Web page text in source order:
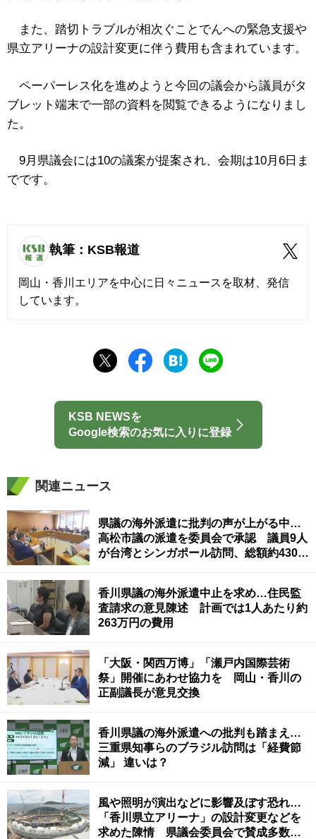
また、踏切トラブルが相次ぐことでんへの緊急支援や
県立アリーナの設計変更に伴う費用も含まれています。
ペーパーレス化を進めようと今回の議会から議員がタ
ブレット端末で一部の資料を閲覧できるようになりまし
た。
9月県議会には10の議案が提案され、会期は10月6日ま
でです。
執筆：KSB報道
岡山・香川エリアを中心に日々ニュースを取材、発信
しています。
KSB NEWSを
Google検索のお気に入りに登録
関連ニュース
県議の海外派遣に批判の声が上がる中…
高松市議の派遣を委員会で承認 議員9人
が台湾とシンガポール訪問、総額約430万
香川県議の海外派遣中止を求め…住民監
査請求の意見陳述 計画では1人あたり約
263万円の費用
「大阪・関西万博」「瀬戸内国際芸術
祭」開催にあわせ協力を 岡山・香川の
正副議長が意見交換
香川県議の海外派遣への批判も踏まえ…
三重県知事らのブラジル訪問は「経費節
減」 違いは？
風や照明が演出などに影響及ぼす恐れ…
「香川県立アリーナ」の設計変更などを
求めた陳情 県議会委員会で賛成多数で